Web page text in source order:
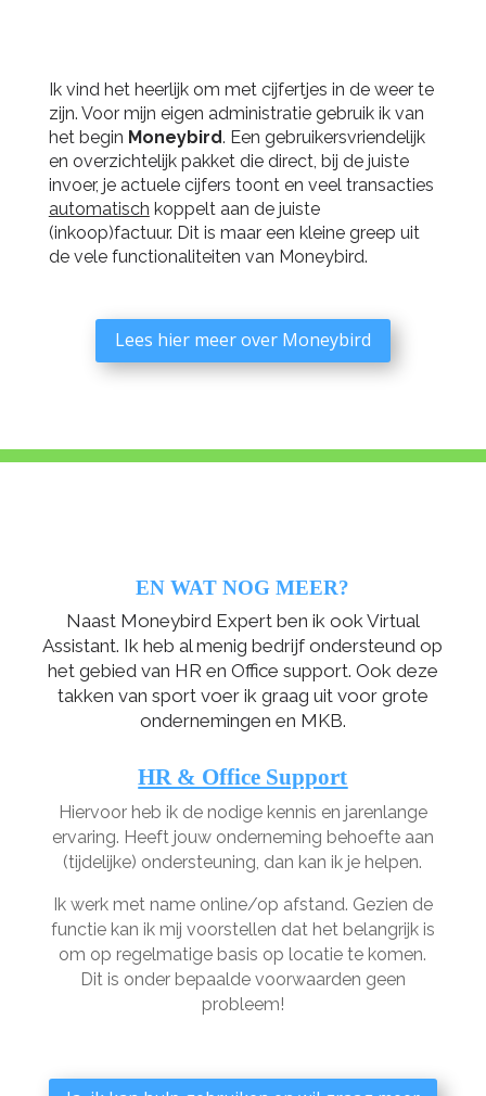
Ik vind het heerlijk om met cijfertjes in de weer te
zijn. Voor mijn eigen administratie gebruik ik van
het begin Moneybird. Een gebruikersvriendelijk
en overzichtelijk pakket die direct, bij de juiste
invoer, je actuele cijfers toont en veel transacties
automatisch koppelt aan de juiste
(inkoop)factuur. Dit is maar een kleine greep uit
de vele functionaliteiten van Moneybird.
Lees hier meer over Moneybird
EN WAT NOG MEER?
Naast Moneybird Expert ben ik ook Virtual
Assistant. Ik heb al menig bedrijf ondersteund op
het gebied van HR en Office support. Ook deze
takken van sport voer ik graag uit voor grote
ondernemingen en MKB.
HR & Office Support
Hiervoor heb ik de nodige kennis en jarenlange
ervaring. Heeft jouw onderneming behoefte aan
(tijdelijke) ondersteuning, dan kan ik je helpen.
Ik werk met name online/op afstand. Gezien de
functie kan ik mij voorstellen dat het belangrijk is
om op regelmatige basis op locatie te komen.
Dit is onder bepaalde voorwaarden geen
probleem!